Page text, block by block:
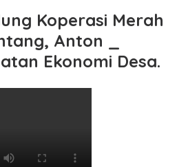
Koperasi Merah
Anton _
Ekonomi Desa.